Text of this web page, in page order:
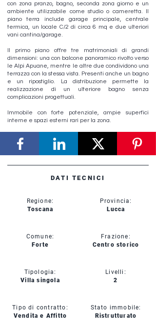
con zona pranzo, bagno, seconda zona giorno e un
ambiente utilizzabile come studio o cameretta. Il
piano terra include garage principale, centrale
termica, un locale C/2 di circa 6 mq e due ulteriori
vani cantina/garage.
Il primo piano offre tre matrimoniali di grandi
dimensioni: una con balcone panoramico rivolto verso
le Alpi Apuane, mentre le altre due condividono una
terrazza con la stessa vista. Presenti anche un bagno
e un ripostiglio. La distribuzione permette la
realizzazione di un ulteriore bagno senza
complicazioni progettuali.
Immobile con forte potenziale, ampie superfici
interne e spazi esterni rari per la zona.
DATI TECNICI
Regione:
Toscana
Comune:
Forte
Tipologia:
Villa singola
Tipo di contratto:
Vendita e Affitto
Provincia:
Lucca
Frazione:
Centro storico
Livelli:
2
Stato immobile:
Ristrutturato